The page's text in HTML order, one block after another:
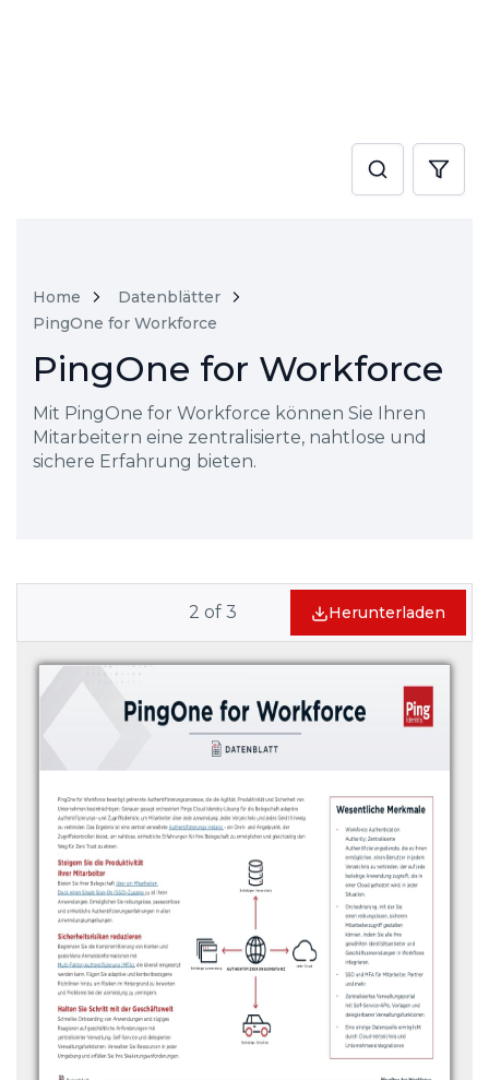
Home
Datenblätter
PingOne for Workforce
PingOne for Workforce
Mit PingOne for Workforce können Sie Ihren
Mitarbeitern eine zentralisierte, nahtlose und
sichere Erfahrung bieten.
2 of 3 Herunterladen